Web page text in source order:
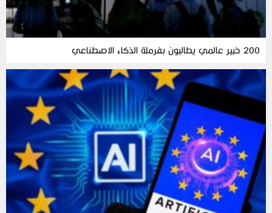
200 خبير عالمي يطالبون بفرملة الذكاء الاصطناعي